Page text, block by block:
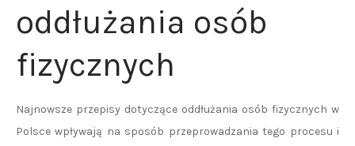
oddłużania osób
fizycznych
Najnowsze przepisy dotyczące oddłużania osób fizycznych w
Polsce wpływają na sposób przeprowadzania tego procesu i